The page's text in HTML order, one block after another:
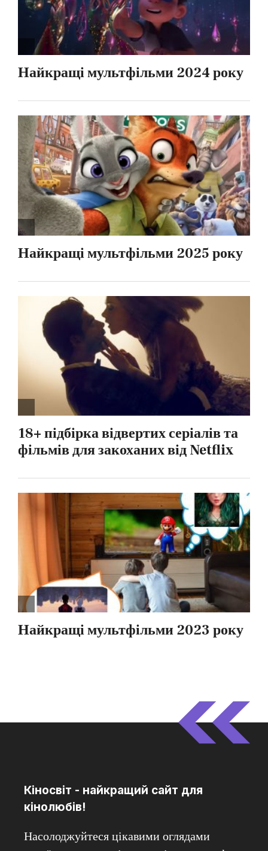
Кіносвіт - найкращий сайт для
кінолюбів!
Насолоджуйтеся цікавими оглядами